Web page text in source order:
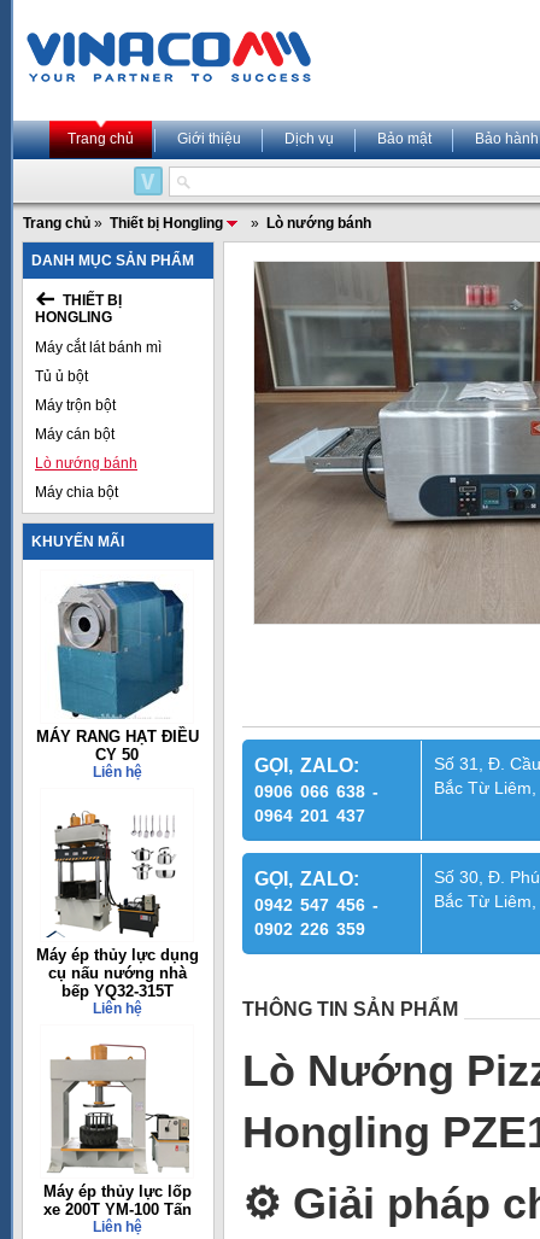
Trang chủ Giới thiệu Dịch vụ Bảo mật Bảo hành
Trang chủ » Thiết bị Hongling » Lò nướng bánh
DANH MỤC SẢN PHẨM
THIẾT BỊ
HONGLING
Máy cắt lát bánh mì
Tủ ủ bột
Máy trộn bột
Máy cán bột
Lò nướng bánh
Máy chia bột
KHUYẾN MÃI
MÁY RANG HẠT ĐIỀU
CY 50
Liên hệ
Máy ép thủy lực dụng
cụ nấu nướng nhà
bếp YQ32-315T
Liên hệ
Máy ép thủy lực lốp
xe 200T YM-100 Tấn
Liên hệ
GỌI, ZALO:
0906 066 638 -
0964 201 437
Số 31, Đ.
Bắc Từ
GỌI, ZALO:
0942 547 456 -
0902 226 359
Số 30, Đ.
Bắc Từ
THÔNG TIN SẢN PHẨM
Lò Nướng
Hongling
⚙️ Giải pháp